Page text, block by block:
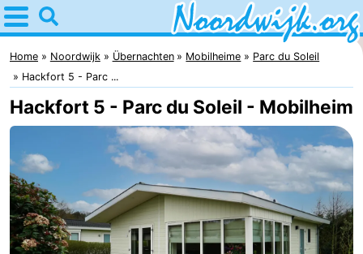
Home
Noordwijk
Tipps
Für
Kindern
Übernachten
Appartements
Campingplätze
Home Noordwijk Übernachten Mobilheime
Parc du Soleil
Hackfort 5 - Parc ...
Hackfort 5 - Parc du Soleil - Mobilheim